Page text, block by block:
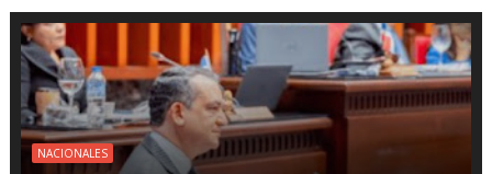
NACIONALES